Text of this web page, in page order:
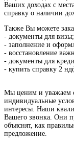
Ваших доходах с
справку о наличии
Также Вы можете
- документы для визы;
- заполнение и
- восстановление
- документы для
- купить справку 2
Мы ценим и уважаем
индивидуальные
интересы. Наши
Вашего звонка. Они
объяснят, как
предложение.